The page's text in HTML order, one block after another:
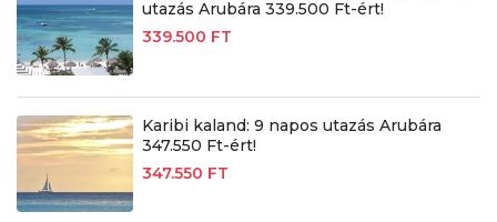
utazás Arubára 339.500 Ft-ért!
339.500 FT
Karibi kaland: 9 napos utazás Arubára
347.550 Ft-ért!
347.550 FT